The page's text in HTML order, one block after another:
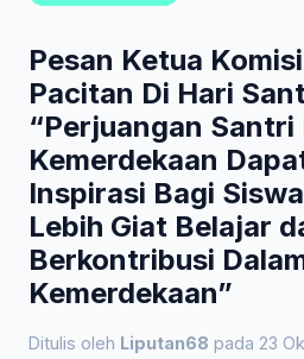
Pesan Ketua
Pacitan Di Hari
“Perjuangan Santri
Kemerdekaan
Inspirasi Bagi
Lebih Giat Belajar
Berkontribusi
Kemerdekaan”
Ditulis oleh Liputan68 pada 23